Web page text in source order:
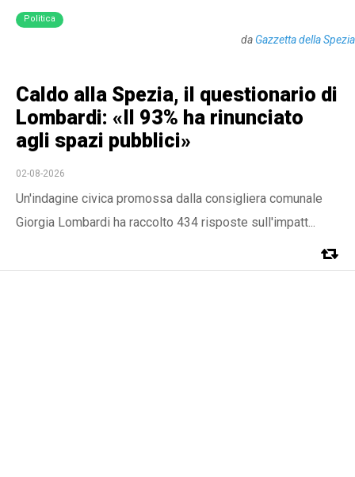
Politica
da Gazzetta della Spezia
Caldo alla Spezia, il questionario di
Lombardi: «Il 93% ha rinunciato
agli spazi pubblici»
02-08-2026
Un'indagine civica promossa dalla consigliera comunale
Giorgia Lombardi ha raccolto 434 risposte sull'impatt...